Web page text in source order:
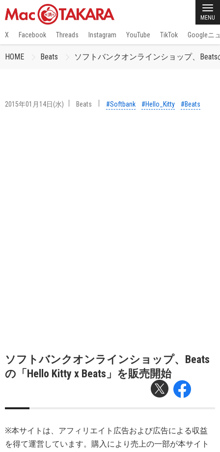
MENU
X Facebook Threads Instagram YouTube TikTok Googleニ
HOME Beats ソフトバンクオンラインショップ、Beats
2015年01月14日(水) Beats #Softbank #Hello_Kitty #Beats
ソフトバンクオンラインショップ、Beats
の「Hello Kitty x Beats」を販売開始
※本サイトは、アフィリエイト広告および広告による収益
を得て運営しています。購入により売上の一部が本サイト